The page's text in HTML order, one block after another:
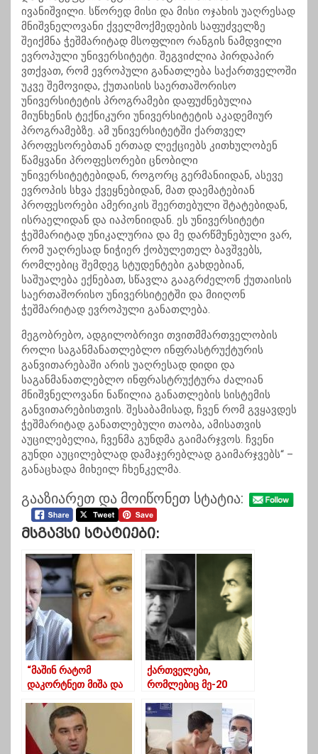
ივანიშვილი. სწორედ მისი და მისი ოჯახის უაღრესად
მნიშვნელოვანი ქველმოქმედების საფუძველზე
შეიქმნა ჭეშმარიტად მსოფლიო რანგის ნამდვილი
ევროპული უნივერსიტეტი. შეგვიძლია პირდაპირ
ვთქვათ, რომ ევროპული განათლება საქართველოში
უკვე შემოვიდა, ქუთაისის საერთაშორისო
უნივერსიტეტის პროგრამები დაფუძნებულია
მიუნხენის ტექნიკური უნივერსიტეტის აკადემიურ
პროგრამებზე. ამ უნივერსიტეტში ქართველ
პროფესორებთან ერთად ლექციებს კითხულობენ
წამყვანი პროფესორები ცნობილი
უნივერსიტეტებიდან, როგორც გერმანიიდან, ასევე
ევროპის სხვა ქვეყნებიდან, მათ დაემატებიან
პროფესორები ამერიკის შეერთებული შტატებიდან,
ისრაელიდან და იაპონიიდან. ეს უნივერსიტეტი
ჭეშმარიტად უნიკალურია და მე დარწმუნებული ვარ,
რომ უაღრესად ნიჭიერ ქობულეთელ ბავშვებს,
რომლებიც შემდეგ სტუდენტები გახდებიან,
საშუალება ექნებათ, სწავლა გააგრძელონ ქუთაისის
საერთაშორისო უნივერსიტეტში და მიიღონ
ჭეშმარიტად ევროპული განათლება.
მეგობრებო, ადგილობრივი თვითმმართველობის
როლი საგანმანათლებლო ინფრასტრუქტურის
განვითარებაში არის უაღრესად დიდი და
საგანმანათლებლო ინფრასტრუქტურა ძალიან
მნიშვნელოვანი ნაწილია განათლების სისტემის
განვითარებისთვის. შესაბამისად, ჩვენ რომ გვყავდეს
ჭეშმარიტად განათლებული თაობა, ამისათვის
აუცილებელია, ჩვენმა გუნდმა გაიმარჯვოს. ჩვენი
გუნდი აუცილებლად დამაჯერებლად გაიმარჯვებს“ –
განაცხადა მიხეილ ჩხენკელმა.
გააზიარეთ და მოიწონეთ სტატია:
Მსგავსი Სტატიები:
“მაშინ რატომ
დაკორტნეთ მიშა და
დაუჯერეთ?”
ქართველები,
რომლებიც მე-20
აშშ-ში მილიონერები
გახდნენ